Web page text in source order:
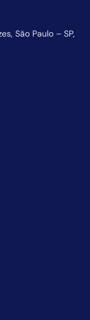
São Paulo – SP,